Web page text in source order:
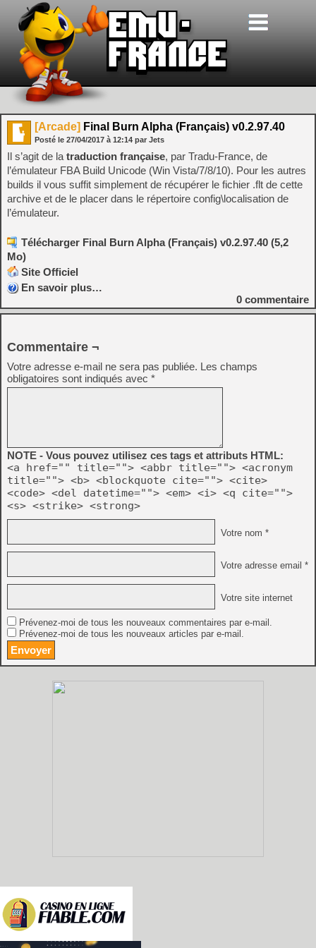
[Arcade] Final Burn Alpha (Français) v0.2.97.40
Posté le 27/04/2017 à 12:14 par Jets
Il s’agit de la traduction française, par Tradu-France, de
l’émulateur FBA Build Unicode (Win Vista/7/8/10). Pour les autres
builds il vous suffit simplement de récupérer le fichier .flt de cette
archive et de le placer dans le répertoire config\localisation de
l’émulateur.
Télécharger Final Burn Alpha (Français) v0.2.97.40 (5,2
Mo)
Site Officiel
En savoir plus…
0 commentaire
Commentaire ¬
Votre adresse e-mail ne sera pas publiée. Les champs
obligatoires sont indiqués avec *
NOTE - Vous pouvez utilisez ces tags et attributs HTML:
<a href="" title=""> <abbr title=""> <acronym
title=""> <b> <blockquote cite=""> <cite>
<code> <del datetime=""> <em> <i> <q cite="">
<s> <strike> <strong>
Votre nom *
Votre adresse email *
Votre site internet
Prévenez-moi de tous les nouveaux commentaires par e-mail.
Prévenez-moi de tous les nouveaux articles par e-mail.